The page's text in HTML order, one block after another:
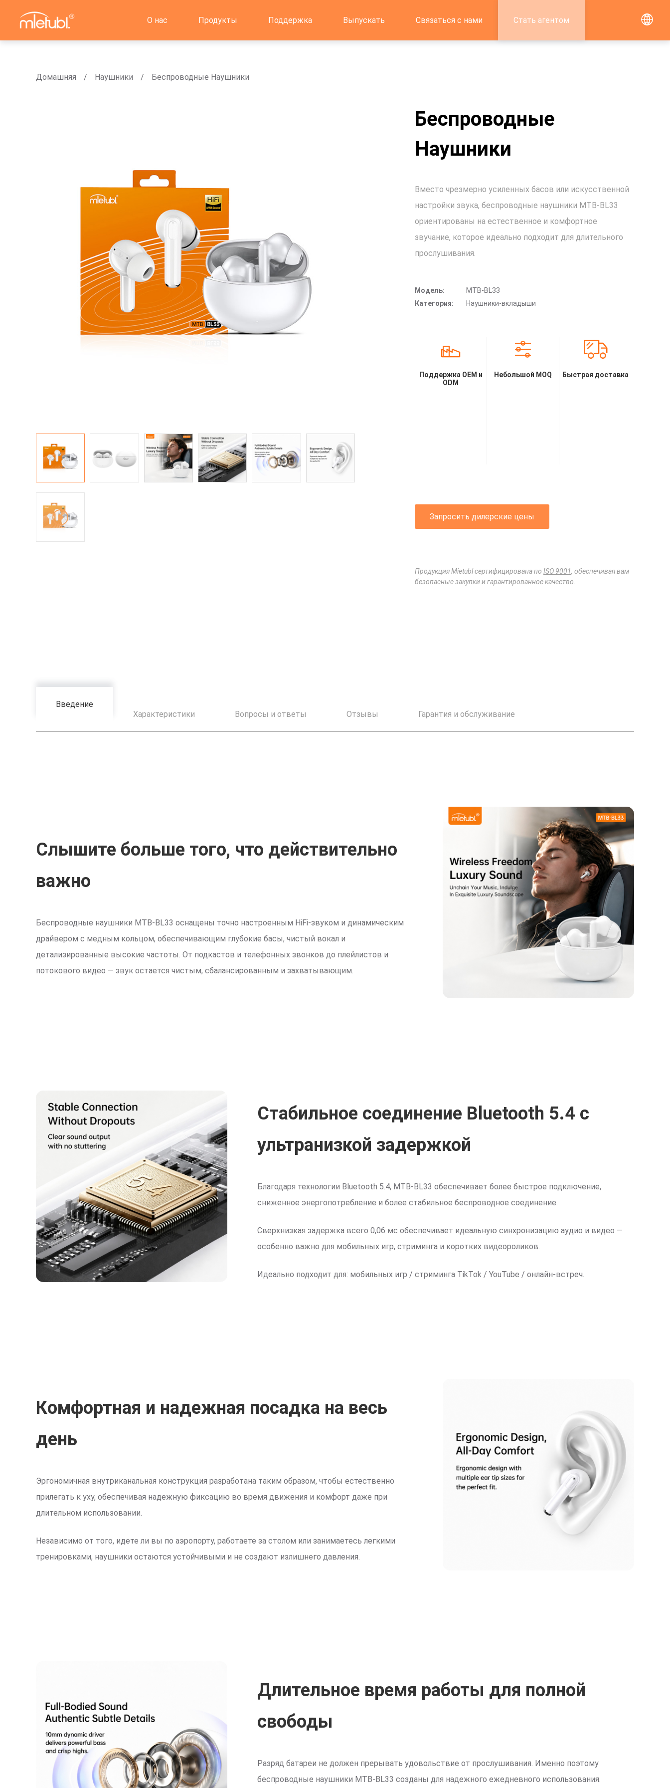
О нас Продукты Поддержка Выпускать Связаться с нами Стать агентом
Домашняя Наушники Беспроводные Hаушники
Беспроводные
Hаушники
Вместо чрезмерно усиленных басов или искусственной
настройки звука, беспроводные наушники MTB-BL33
ориентированы на естественное и комфортное
звучание, которое идеально подходит для длительного
прослушивания.
Модель:
MTB-BL33
Категория:
Наушники-вкладыши
Поддержка OEM и
ODM
Небольшой MOQ Быстрая доставка
Запросить дилерские цены
Продукция Mietubl сертифицирована по ISO 9001, обеспечивая вам
безопасные закупки и гарантированное качество.
Введение
Характеристики
Вопросы и ответы Отзывы Гарантия и обслуживание
Слышите больше того, что действительно
важно
Беспроводные наушники MTB-BL33 оснащены точно настроенным HiFi-звуком и динамическим
драйвером с медным кольцом, обеспечивающим глубокие басы, чистый вокал и
детализированные высокие частоты. От подкастов и телефонных звонков до плейлистов и
потокового видео — звук остается чистым, сбалансированным и захватывающим.
Стабильное соединение Bluetooth 5.4 с
ультранизкой задержкой
Благодаря технологии Bluetooth 5.4, MTB-BL33 обеспечивает более быстрое подключение,
сниженное энергопотребление и более стабильное беспроводное соединение.
Сверхнизкая задержка всего 0,06 мс обеспечивает идеальную синхронизацию аудио и видео —
особенно важно для мобильных игр, стриминга и коротких видеороликов.
Идеально подходит для: мобильных игр / стриминга TikTok / YouTube / онлайн-встреч.
Комфортная и надежная посадка на весь
день
Эргономичная внутриканальная конструкция разработана таким образом, чтобы естественно
прилегать к уху, обеспечивая надежную фиксацию во время движения и комфорт даже при
длительном использовании.
Независимо от того, идете ли вы по аэропорту, работаете за столом или занимаетесь легкими
тренировками, наушники остаются устойчивыми и не создают излишнего давления.
Длительное время работы для полной
свободы
Разряд батареи не должен прерывать удовольствие от прослушивания. Именно поэтому
беспроводные наушники MTB-BL33 созданы для надежного ежедневного использования.